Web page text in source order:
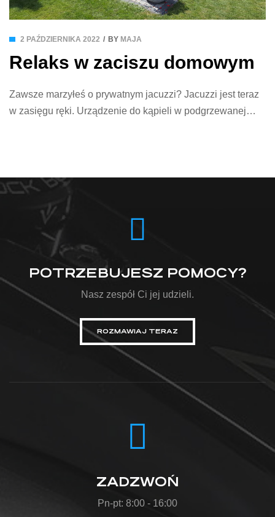
2 PAŹDZIERNIKA 2022 BY MAJA
Relaks w zaciszu domowym
Zawsze marzyłeś o prywatnym jacuzzi? Jacuzzi jest teraz
w zasięgu ręki. Urządzenie do kąpieli w podgrzewanej
ogrodowe pod gołym niebem na działce. Spraw
przyjemność sobie i swoim bliskim wybierając jacuzzi
zewnętrzne na wyłączny […]
POTRZEBUJESZ POMOCY?
Nasz zespół Ci jej udzieli.
ROZMAWIAJ TERAZ
ZADZWOŃ
Pn-pt: 8:00 - 16:00